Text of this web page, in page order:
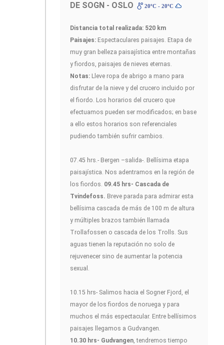
DE SOGN - OSLO
20ºC - 20ºC
Distancia total realizada: 520 km
Paisajes: Espectaculares paisajes. Etapa de
muy gran belleza paisajística entre montañas
y fiordos, paisajes de nieves eternas.
Notas: Lleve ropa de abrigo a mano para
disfrutar de la nieve y del crucero incluido por
el fiordo. Los horarios del crucero que
efectuamos pueden ser modificados; en base
a ello estos horarios son referenciales
pudiendo también sufrir cambios.
07.45 hrs.- Bergen –salida-. Bellísima etapa
paisajística. Nos adentramos en la región de
los fiordos. 09.45 hrs- Cascada de
Tvindefoss. Breve parada para admirar esta
bellísima cascada de más de 100 m de altura
y múltiples brazos también llamada
Trollafossen o cascada de los Trolls. Sus
aguas tienen la reputación no solo de
rejuvenecer sino de aumentar la potencia
sexual.
10.15 hrs- Salimos hacia el Sogner Fjord, el
mayor de los fiordos de noruega y para
muchos el más espectacular. Entre bellísimos
paisajes llegamos a Gudvangen.
10.30 hrs- Gudvangen, tendremos tiempo